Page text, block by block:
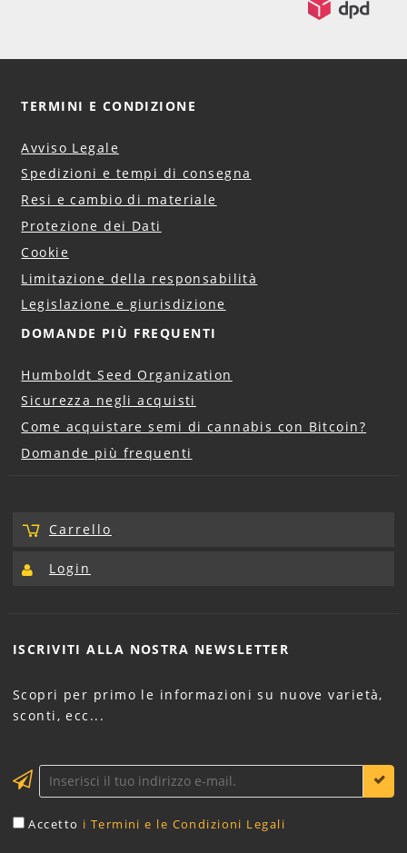
TERMINI E CONDIZIONE
Avviso Legale
Spedizioni e tempi di consegna
Resi e cambio di materiale
Protezione dei Dati
Cookie
Limitazione della responsabilità
Legislazione e giurisdizione
DOMANDE PIÙ FREQUENTI
Humboldt Seed Organization
Sicurezza negli acquisti
Come acquistare semi di cannabis con Bitcoin?
Domande più frequenti
Carrello
Login
ISCRIVITI ALLA NOSTRA NEWSLETTER
Scopri per primo le informazioni su nuove varietà,
sconti, ecc...
Accetto i Termini e le Condizioni Legali